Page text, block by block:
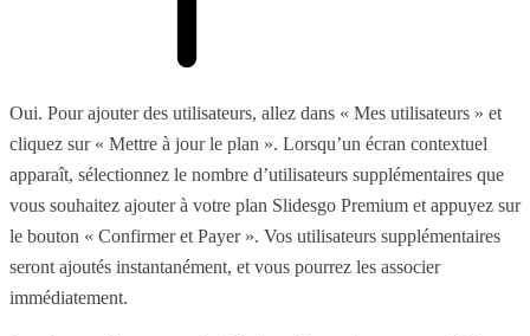
Oui. Pour ajouter des utilisateurs, allez dans « Mes utilisateurs » et
cliquez sur « Mettre à jour le plan ». Lorsqu’un écran contextuel
apparaît, sélectionnez le nombre d’utilisateurs supplémentaires que
vous souhaitez ajouter à votre plan Slidesgo Premium et appuyez sur
le bouton « Confirmer et Payer ». Vos utilisateurs supplémentaires
seront ajoutés instantanément, et vous pourrez les associer
immédiatement.